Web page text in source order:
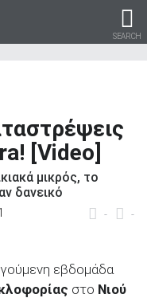
SEARCH
για το
[Video]
μικρός, το
δανεικό
- -
εβδομάδα
στο Νιού